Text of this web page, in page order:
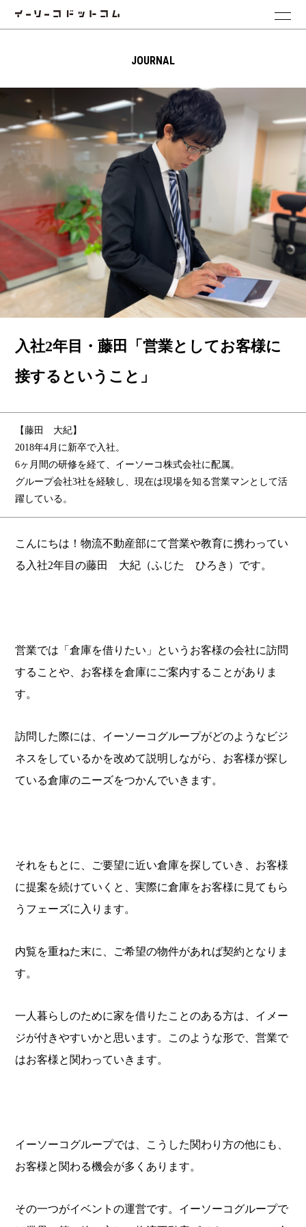
JOURNAL
入社2年目・藤田「営業としてお客様に
接するということ」
【藤田 大紀】
2018年4月に新卒で入社。
6ヶ月間の研修を経て、イーソーコ株式会社に配属。
グループ会社3社を経験し、現在は現場を知る営業マンとして活
躍している。
こんにちは！物流不動産部にて営業や教育に携わってい
る入社2年目の藤田 大紀（ふじた ひろき）です。
営業では「倉庫を借りたい」というお客様の会社に訪問
することや、お客様を倉庫にご案内することがありま
す。
訪問した際には、イーソーコグループがどのようなビジ
ネスをしているかを改めて説明しながら、お客様が探し
ている倉庫のニーズをつかんでいきます。
それをもとに、ご要望に近い倉庫を探していき、お客様
に提案を続けていくと、実際に倉庫をお客様に見てもら
うフェーズに入ります。
内覧を重ねた末に、ご希望の物件があれば契約となりま
す。
一人暮らしのために家を借りたことのある方は、イメー
ジが付きやすいかと思います。このような形で、営業で
はお客様と関わっていきます。
イーソーコグループでは、こうした関わり方の他にも、
お客様と関わる機会が多くあります。
その一つがイベントの運営です。イーソーコグループで